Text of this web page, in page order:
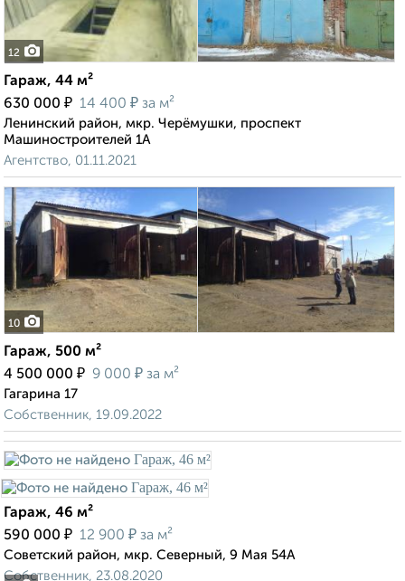
12
Гараж, 44 м²
630 000 ₽ 14 400 ₽ за м²
Ленинский район, мкр. Черёмушки, проспект
Машиностроителей 1А
Агентство, 01.11.2021
10
Гараж, 500 м²
4 500 000 ₽ 9 000 ₽ за м²
Гагарина 17
Собственник, 19.09.2022
Гараж, 46 м²
590 000 ₽ 12 900 ₽ за м²
Советский район, мкр. Северный, 9 Мая 54А
Собственник, 23.08.2020